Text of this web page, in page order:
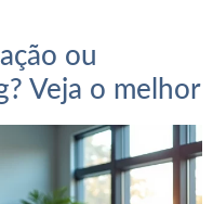
ou
Veja o melhor